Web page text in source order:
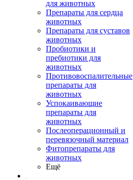
для животных
Препараты для сердца
животных
Препараты для суставов
животных
Пробиотики и
пребиотики для
животных
Противовоспалительные
препараты для
животных
Успокаивающие
препараты для
животных
Послеоперационный и
перевязочный материал
Фитопрепараты для
животных
Ещё